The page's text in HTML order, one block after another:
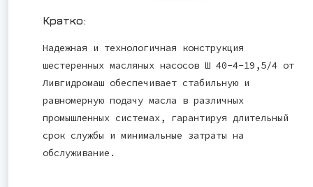
Кратко:
Надежная и технологичная конструкция
шестеренных масляных насосов Ш 40-4-19,5/4 от
Ливгидромаш обеспечивает стабильную и
равномерную подачу масла в различных
промышленных системах, гарантируя длительный
срок службы и минимальные затраты на
обслуживание.